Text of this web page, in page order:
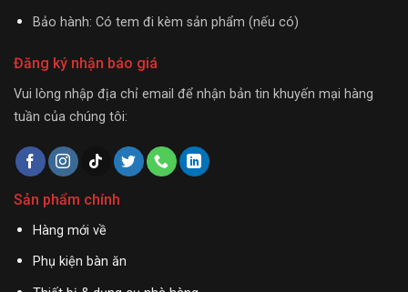
Bảo hành: Có tem đi kèm sản phẩm (nếu có)
Đăng ký nhận báo giá
Vui lòng nhập địa chỉ email để nhận bản tin khuyến mại hàng
tuần của chúng tôi:
Sản phẩm chính
Hàng mới về
Phụ kiện bàn ăn